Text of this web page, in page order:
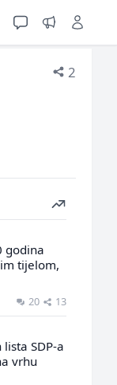
2
godina
tijelom,
20 13
SDP-a
vrhu